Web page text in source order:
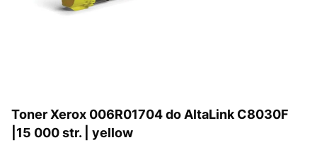
Toner Xerox 006R01704 do AltaLink C8030F
|15 000 str. | yellow